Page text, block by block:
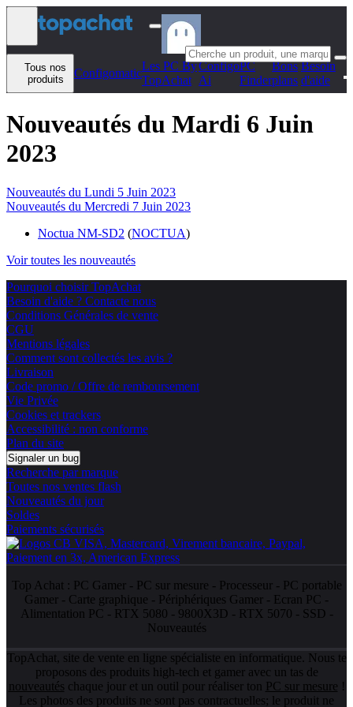
Aller au contenu
Tous nos
produits
Configomatic
Les PC By
TopAchat
Configo
Ai
PC
Finder
Bons
plans
Besoin
d'aide
Nouveautés du Mardi 6 Juin
2023
Nouveautés du Lundi 5 Juin 2023
Nouveautés du Mercredi 7 Juin 2023
Noctua NM-SD2 (NOCTUA)
Voir toutes les nouveautés
Pourquoi choisir TopAchat
Besoin d'aide ? Contacte nous
Conditions Générales de vente
CGU
Mentions légales
Comment sont collectés les avis ?
Livraison
Code promo / Offre de remboursement
Vie Privée
Cookies et trackers
Accessibilité : non conforme
Plan du site
Signaler un bug
Recherche par marque
Toutes nos ventes flash
Nouveautés du jour
Soldes
Paiements sécurisés
Top Achat : PC Gamer- PC sur mesure - Processeur- PC portable
Gamer - Carte graphique - Périphériques Gamer - Ecran PC -
Alimentation PC - RTX 5080 - 9800X3D - RTX 5070 - SSD -
Nouveautés
TopAchat, site de vente en ligne spécialiste en informatique. Nous te
proposons des produits high-tech et gamer avec un tas de
nouveautés chaque jour et un outil pour réaliser ton PC sur mesure !
Les photos des produits ne sont pas contractuelles; le produit ne